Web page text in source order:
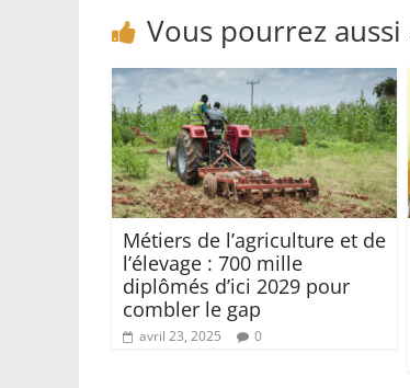
Vous pourrez
Métiers de l’agriculture et de
l’élevage : 700 mille
diplômés d’ici 2029 pour
combler le gap
avril 23, 2025 0